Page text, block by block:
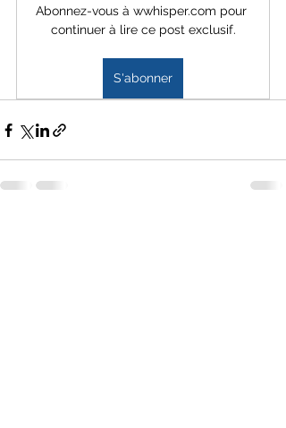
Abonnez-vous à wwhisper.com pour
continuer à lire ce post exclusif.
S'abonner